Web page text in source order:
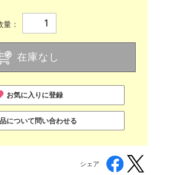
量：
在庫なし
お気に入りに登録
について問い合わせる
シェア